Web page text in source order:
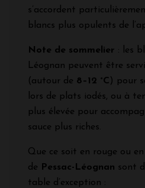
s’accordent
blancs plus opulents de
Note de sommelier : les
Léognan peuvent être
(autour de 8–12 °C) pour
lors de plats iodés, ou à
plus élevée pour
sauce plus riches.
Que ce soit en rouge ou
de
Pessac-Léognan sont
table d’exception :